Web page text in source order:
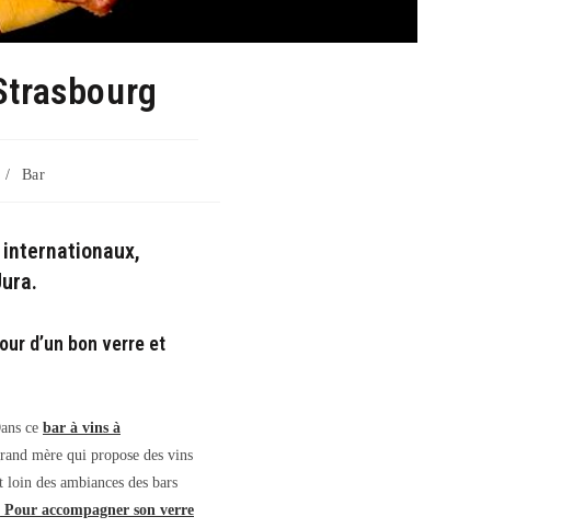
/ Bar
d’un bon verre et
ce bar à vins à
mère qui propose des vins
loin des ambiances des bars
Pour accompagner son verre